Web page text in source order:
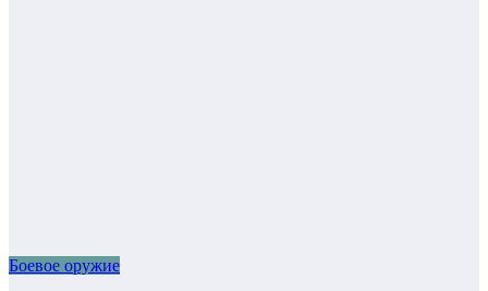
Боевое оружие